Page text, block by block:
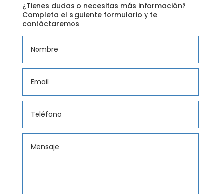
¿Tienes dudas o necesitas más información?
Completa el siguiente formulario y te
contáctaremos